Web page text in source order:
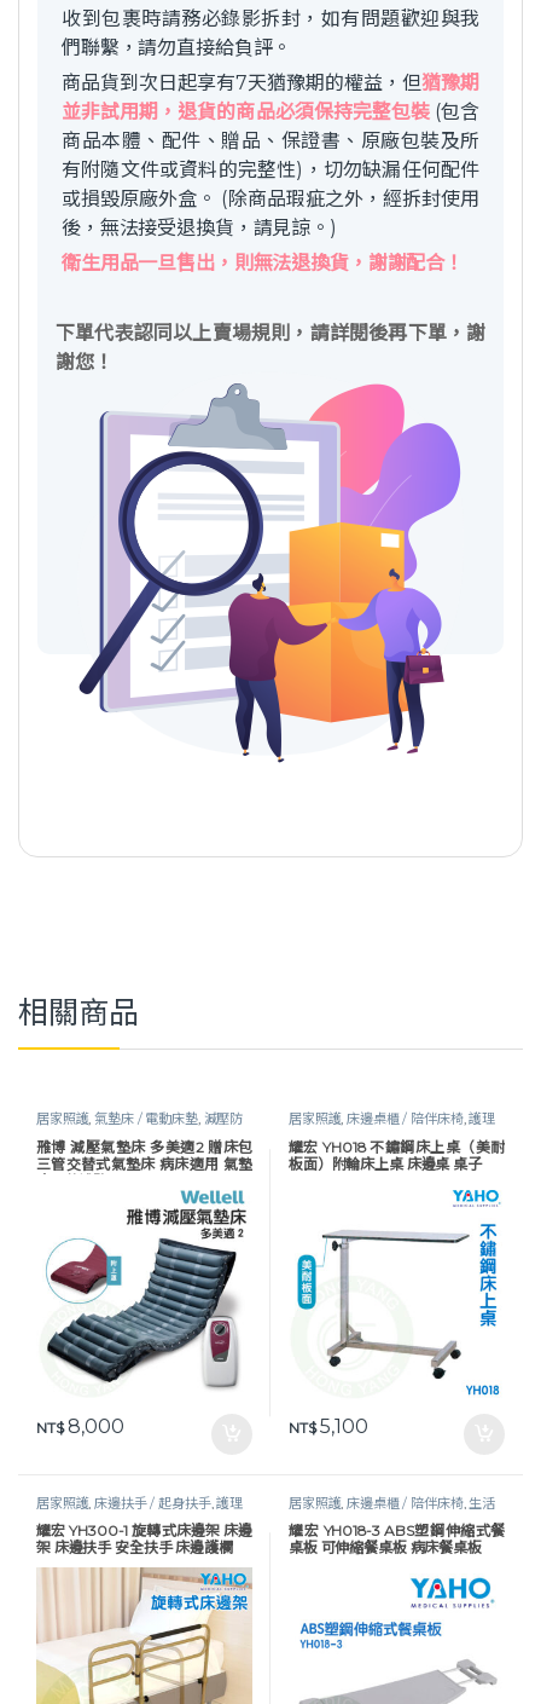
收到包裹時請務必錄影拆封，如有問題歡迎與我
們聯繫，請勿直接給負評。
商品貨到次日起享有7天猶豫期的權益，但猶豫期
並非試用期，退貨的商品必須保持完整包裝(包含
商品本體、配件、贈品、保證書、原廠包裝及所
有附隨文件或資料的完整性)，切勿缺漏任何配件
或損毀原廠外盒。 (除商品瑕疵之外，經拆封使用
後，無法接受退換貨，請見諒。)
衛生用品一旦售出，則無法退換貨，謝謝配合！
下單代表認同以上賣場規則，請詳閱後再下單，謝
謝您！
相關商品
居家照護,氣墊床 / 電動床墊, 減壓防
褥瘡, 護理床具及配件, 長照專區,預防
褥瘡
雃博 減壓氣墊床 多美適2 贈床包
三管交替式氣墊床 病床適用 氣墊
NT$8,000
居家照護,床邊桌櫃 / 陪伴床椅,護理
床具及配件
耀宏 YH018 不鏽鋼床上桌（美耐
板面）附輪床上桌 床邊桌 桌子
NT$5,100
居家照護,床邊扶手 / 起身扶手,護理
床具及配件
耀宏 YH300-1 旋轉式床邊架 床邊
架 床邊扶手 安全扶手 床邊護欄
居家照護,床邊桌櫃 / 陪伴床椅, 生活
保健, 護理床具及配件
耀宏 YH018-3 ABS塑鋼伸縮式餐
桌板 可伸縮餐桌板 病床餐桌板